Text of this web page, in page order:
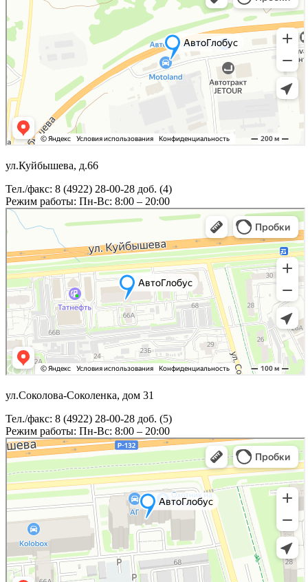
ул.Куйбышева, д.66
Тел./факс: 8 (4922) 28-00-28 доб. (4)
Режим работы: Пн-Вс: 8:00 – 20:00
ул.Соколова-Соколенка, дом 31
Тел./факс: 8 (4922) 28-00-28 доб. (5)
Режим работы: Пн-Вс: 8:00 – 20:00